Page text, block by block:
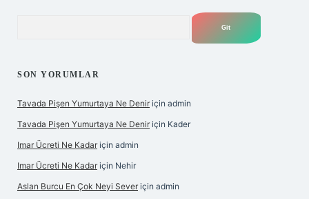
SON YORUMLAR
Tavada Pişen Yumurtaya Ne Denir için admin
Tavada Pişen Yumurtaya Ne Denir için Kader
Imar Ücreti Ne Kadar için admin
Imar Ücreti Ne Kadar için Nehir
Aslan Burcu En Çok Neyi Sever için admin